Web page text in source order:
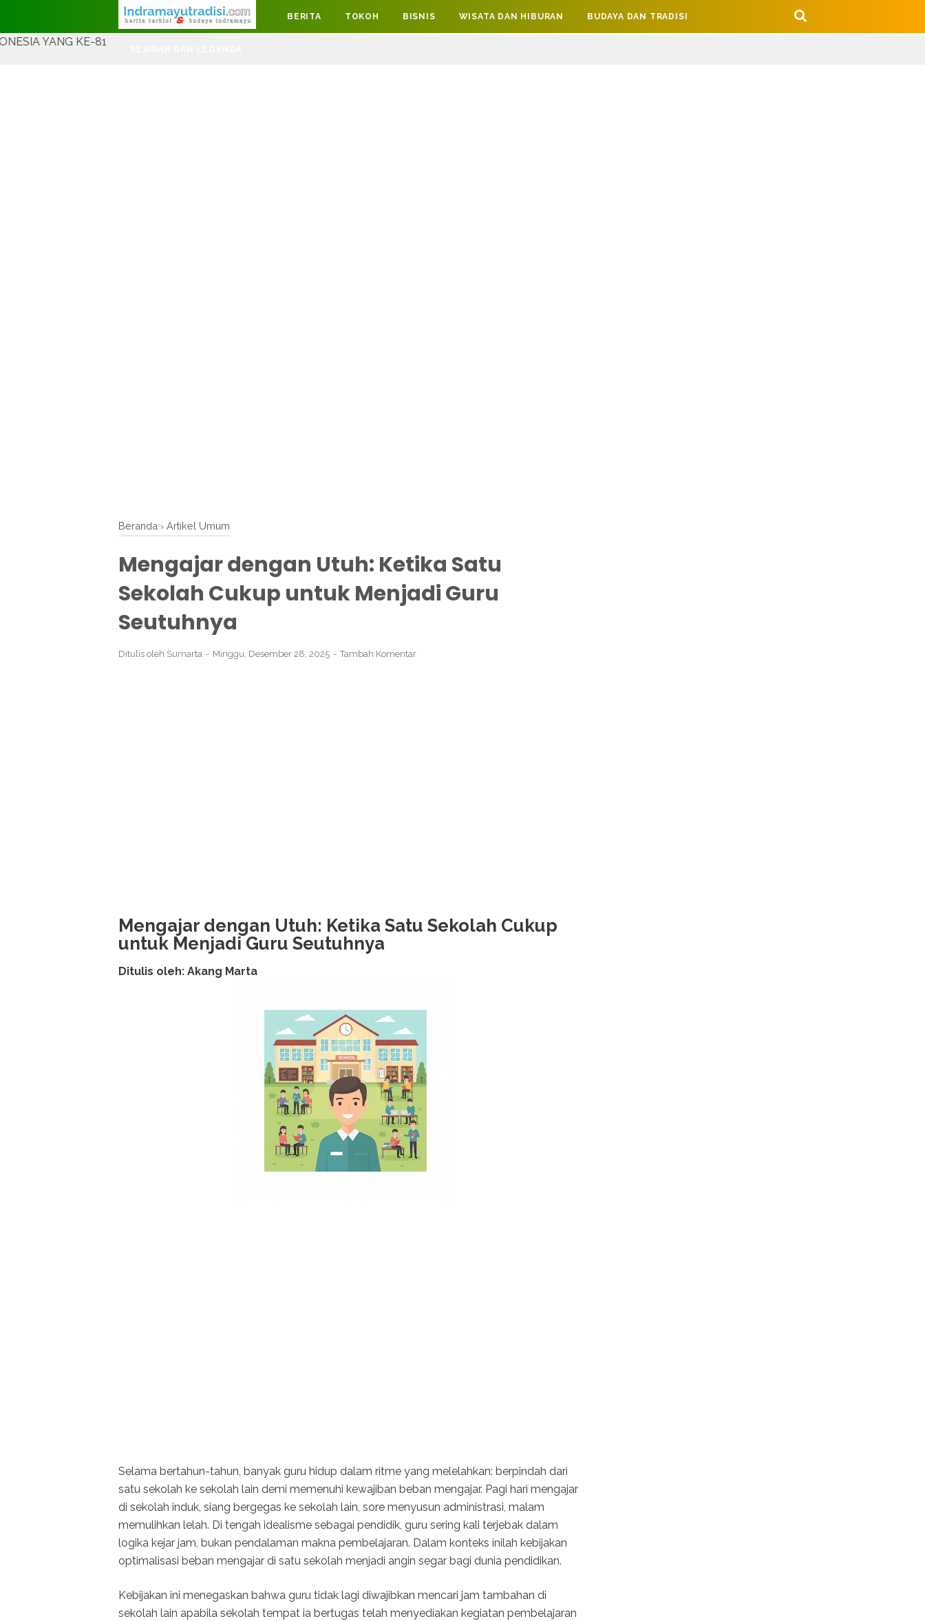
Judul Website
81
BERITA TOKOH BISNIS WISATA DAN HIBURAN BUDAYA DAN TRADISI
Beranda › Artikel Umum
Mengajar dengan Utuh: Ketika Satu
Sekolah Cukup untuk Menjadi Guru
Seutuhnya
Ditulis oleh Sumarta Minggu, Desember 28, 2025 Tambah Komentar
Mengajar dengan Utuh: Ketika Satu Sekolah Cukup
untuk Menjadi Guru Seutuhnya
Ditulis oleh: Akang Marta
Selama bertahun-tahun, banyak guru hidup dalam ritme yang melelahkan: berpindah dari
satu sekolah ke sekolah lain demi memenuhi kewajiban beban mengajar. Pagi hari mengajar
di sekolah induk, siang bergegas ke sekolah lain, sore menyusun administrasi, malam
memulihkan lelah. Di tengah idealisme sebagai pendidik, guru sering kali terjebak dalam
logika kejar jam, bukan pendalaman makna pembelajaran. Dalam konteks inilah kebijakan
optimalisasi beban mengajar di satu sekolah menjadi angin segar bagi dunia pendidikan.
Kebijakan ini menegaskan bahwa guru tidak lagi diwajibkan mencari jam tambahan di
sekolah lain apabila sekolah tempat ia bertugas telah menyediakan kegiatan pembelajaran